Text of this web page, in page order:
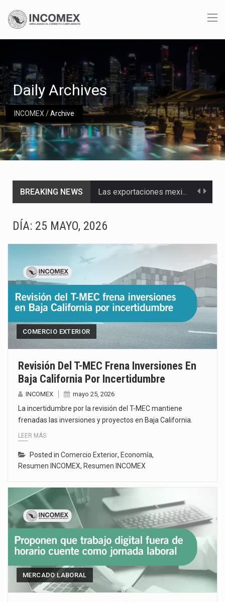
INCOMEX/Archive
Daily Archives
BREAKING NEWS Las exportaciones mexicanas de vehículos ligeros disminuyeron 9.67 % en julio a tasa anual, alcanzando…
Ante la suspensión temporal de las inspecciones sanitarias del Departamento de Agricultura de Estados Unidos…
DÍA: 25 MAYO, 2026
COMERCIO EXTERIOR
Revisión Del T-MEC Frena Inversiones En
Baja California Por Incertidumbre
INCOMEX mayo 25, 2026
La incertidumbre por la revisión del T-MEC mantiene
frenadas las inversiones y proyectos en Baja California.
LEER MÁS
Posted in Comercio Exterior, Economía,
Resumen INCOMEX, Resumen INCOMEX
MERCADO LABORAL